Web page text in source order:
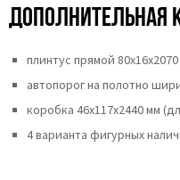
Дополнительная
плинтус прямой
автопорог на полотно
коробка 46x117x2440 мм
4 варианта фигурных